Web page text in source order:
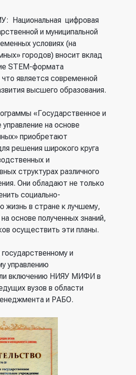
Национальная цифровая
и муниципальной
условиях (на
городов) вносит вклад
STEM-формата
является современной
высшего образования.
«Государственное и
управление на основе
приобретают
решения широкого круга
и
структурах различного
Они обладают не только
социально-
жизнь в стране к лучшему,
основе полученных знаний,
осуществить эти планы.
и
управлению
включению НИЯУ МИФИ в
вузов в области
и РАБО.